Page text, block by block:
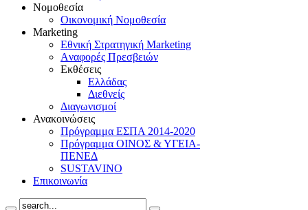
Νομοθεσία
Οικονομική Νομοθεσία
Marketing
Eθνική Στρατηγική Marketing
Aναφορές Πρεσβειών
Eκθέσεις
Eλλάδας
Διεθνείς
Διαγωνισμοί
Ανακοινώσεις
Πρόγραμμα ΕΣΠΑ 2014-2020
Πρόγραμμα ΟΙΝΟΣ & ΥΓΕΙΑ-
ΠΕΝΕΔ
SUSTAVINO
Επικοινωνία